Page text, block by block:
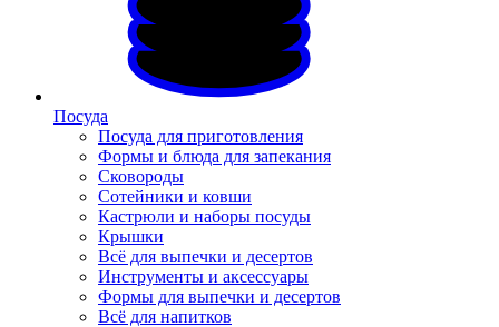
Посуда
Посуда для приготовления
Формы и блюда для запекания
Сковороды
Сотейники и ковши
Кастрюли и наборы посуды
Крышки
Всё для выпечки и десертов
Инструменты и аксессуары
Формы для выпечки и десертов
Всё для напитков